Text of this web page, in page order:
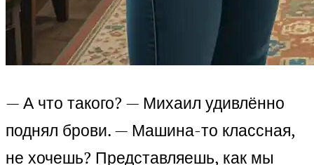
— А что такого? — Михаил удивлённо
поднял брови. — Машина-то классная,
не хочешь? Представляешь, как мы